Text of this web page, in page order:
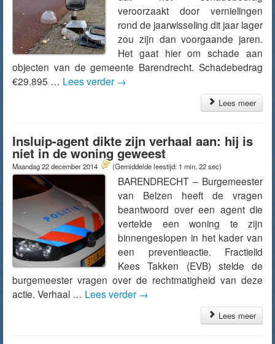
veroorzaakt door vernielingen
rond de jaarwisseling dit jaar lager
zou zijn dan voorgaande jaren.
Het gaat hier om schade aan
objecten van de gemeente Barendrecht. Schadebedrag
€29.895 … Lees verder →
Lees meer
Insluip-agent dikte zijn verhaal aan: hij is
niet in de woning geweest
Maandag 22 december 2014 (Gemiddelde leestijd: 1 min, 22 sec)
BARENDRECHT – Burgemeester
van Belzen heeft de vragen
beantwoord over een agent die
vertelde een woning te zijn
binnengeslopen in het kader van
een preventieactie. Fractielid
Kees Takken (EVB) stelde de
burgemeester vragen over de rechtmatigheid van deze
actie. Verhaal … Lees verder →
Lees meer